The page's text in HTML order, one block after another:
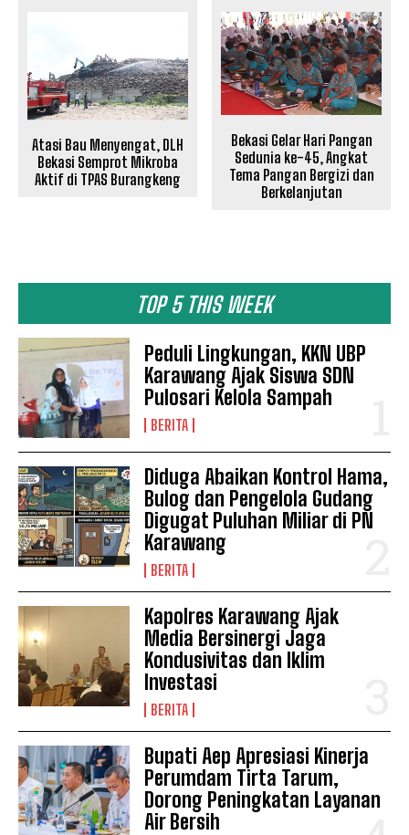
SUBSCRIBE NOW
Redaksi
Pedoman Media Siber
Tentang Kami
Indeks Berita
TOP 5 THIS WEEK
Peduli Lingkungan, KKN UBP
Karawang Ajak Siswa SDN
Pulosari Kelola Sampah
BERITA
Diduga Abaikan Kontrol Hama,
Bulog dan Pengelola Gudang
Digugat Puluhan Miliar di PN
Karawang
BERITA
Kapolres Karawang Ajak
Media Bersinergi Jaga
Kondusivitas dan Iklim
Investasi
BERITA
Bupati Aep Apresiasi Kinerja
Perumdam Tirta Tarum,
Dorong Peningkatan Layanan
Air Bersih
Atasi Bau Menyengat, DLH
Bekasi Semprot Mikroba
Aktif di TPAS Burangkeng
Bekasi Gelar Hari Pangan
Sedunia ke-45, Angkat
Tema Pangan Bergizi dan
Berkelanjutan